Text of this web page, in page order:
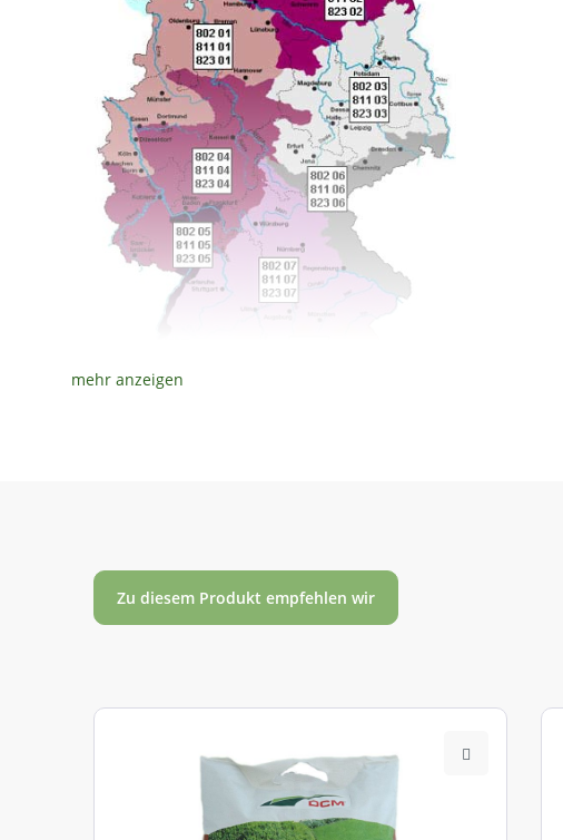
802 02Nordostdeutsches Tiefland
802 03Mittel- und Ostdeutsches Tief- und Hügelland
Südostdeutsches Hügel- und Bergland
Süddeutsches Hügel- und Bergland
Zu diesem Produkt empfehlen wir